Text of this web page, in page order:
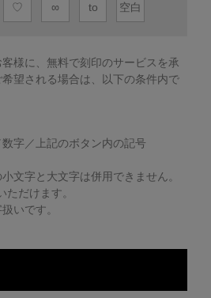
♡ ∞ to 空白
様に、無料で刻印のサービスを承
希望される場合は、以下の条件内で
字／上記のボタン内の記号
文字と大文字は併用できません。
だけます。
いです。